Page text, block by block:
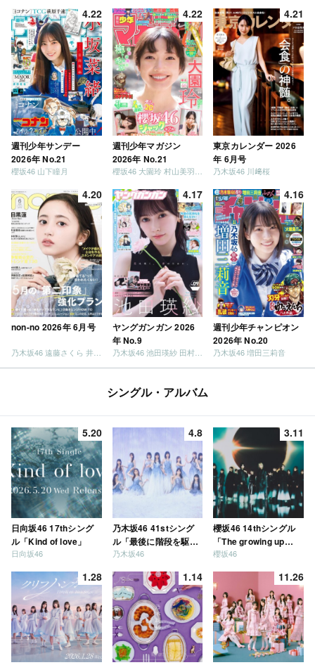
4.22
週刊少年サンデー
2026年 No.21
櫻坂46 山下瞳月
4.22
週刊少年マガジン
2026年 No.21
櫻坂46 大園玲 村山美羽 稲熊ひな
4.21
東京カレンダー 2026
年 6月号
乃木坂46 川﨑桜
4.20
non-no 2026年 6月号
4.17
ヤングガンガン 2026
年 No.9
乃木坂46 池田瑛紗 田村真佑
4.16
週刊少年チャンピオン
2026年 No.20
乃木坂46 増田三莉音
シングル・アルバム
5.20
日向坂46 17thシング
ル「Kind of love」
日向坂46
4.8
乃木坂46 41stシング
ル「最後に階段を駆け
上がったのはいつ
乃木坂46
3.11
櫻坂46 14thシングル
「The growing up
train」
櫻坂46
1.28 1.14 11.26